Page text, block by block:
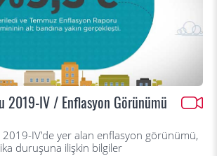
2019-IV / Enflasyon Görünümü
IV'de yer alan enflasyon görünümü,
duruşuna ilişkin bilgiler